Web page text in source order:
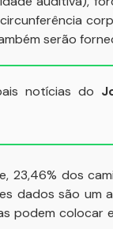
serão
notícias do
dos
dados são um
podem colocar